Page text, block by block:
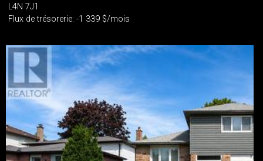
L4N 7J1
Flux de trésorerie: -1 339 $/mois